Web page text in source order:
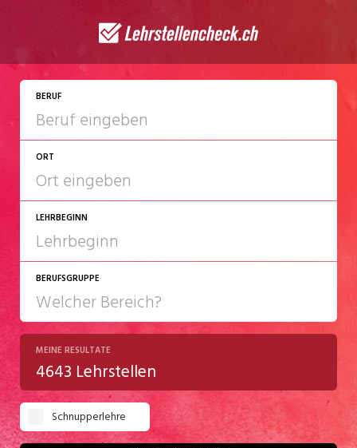
BERUF
ORT
LEHRBEGINN
2027
2028
BERUFSGRUPPE
Chemie/Pharma
Gastgewerbe
Gesundheit/Pflege/Soziales
MEINE RESULTATE
4643 Lehrstellen
Schnupperlehre